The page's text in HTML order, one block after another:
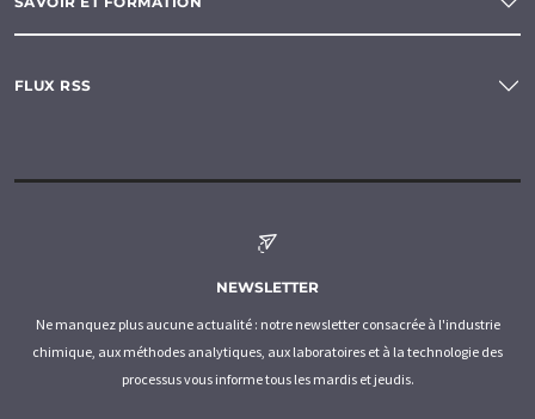
FLUX RSS
NEWSLETTER
Ne manquez plus aucune actualité : notre newsletter consacrée à l'industrie
chimique, aux méthodes analytiques, aux laboratoires et à la technologie des
processus vous informe tous les mardis et jeudis.